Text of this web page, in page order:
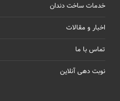
خدمات ساخت دندان
اخبار و مقالات
تماس با ما
نوبت دهی آنلاین